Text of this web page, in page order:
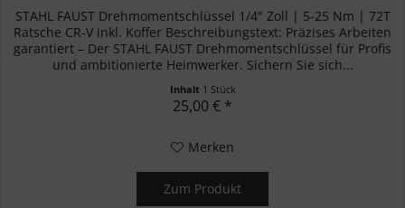
STAHL FAUST Drehmomentschlüssel 1/4" Zoll | 5-25 Nm | 72T
Ratsche CR-V inkl. Koffer Beschreibungstext: Präzises Arbeiten
garantiert – Der STAHL FAUST Drehmomentschlüssel für Profis
und ambitionierte Heimwerker. Sichern Sie sich...
Inhalt 1 Stück
25,00 € *
Merken
Zum Produkt